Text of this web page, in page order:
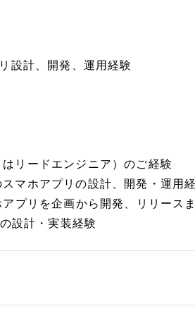
設計、開発、運用経験
リードエンジニア）のご経験
マホアプリの設計、開発・運用
プリを企画から開発、リリース
設計・実装経験